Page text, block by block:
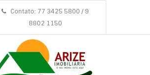
Contato: 77 3425 5800 / 9
8802 1150